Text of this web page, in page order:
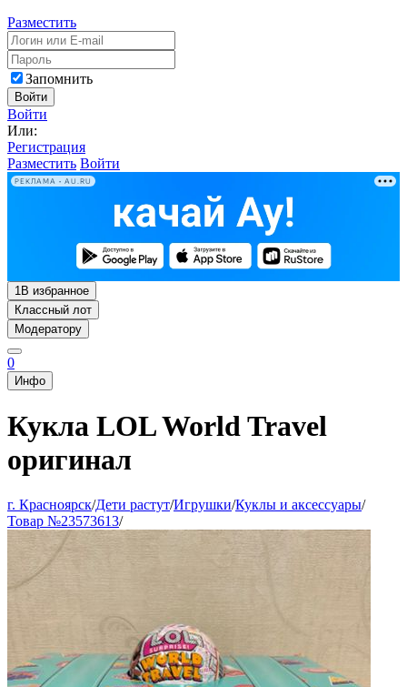
Разместить
Запомнить
Войти
Войти
Или:
Регистрация
Разместить Войти
РЕКЛАМА • AU.RU
1В избранное
Классный лот
Модератору
0
Инфо
Кукла LOL World Travel
оригинал
г. Красноярск/Дети растут/Игрушки/Куклы и аксессуары/
Товар №23573613/